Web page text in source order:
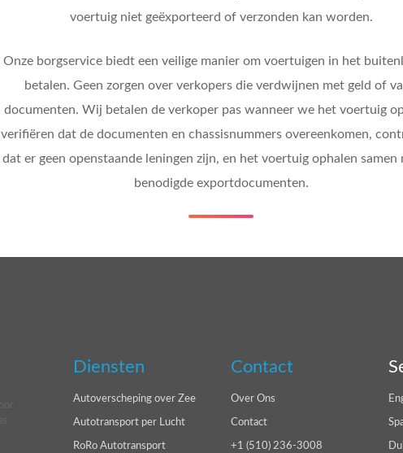
voertuig niet geëxporteerd of verzonden kan worden.
Onze borgservice biedt een veilige manier om voertuigen in het
betalen. Geen zorgen over verkopers die verdwijnen met geld of
documenten. Wij betalen de verkoper pas wanneer we het voertuig
verifiëren dat de documenten en chassisnummers overeenkomen,
dat er geen openstaande leningen zijn, en het voertuig ophalen samen
benodigde exportdocumenten.
Diensten
Autoverscheping over Zee
Autotransport per Lucht
RoRo Autotransport
Contact
Over Ons
Contact
+1 (510) 236-3008